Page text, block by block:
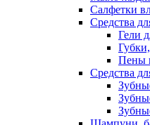
Салфетки
Средства
Гели
Пены
Средства